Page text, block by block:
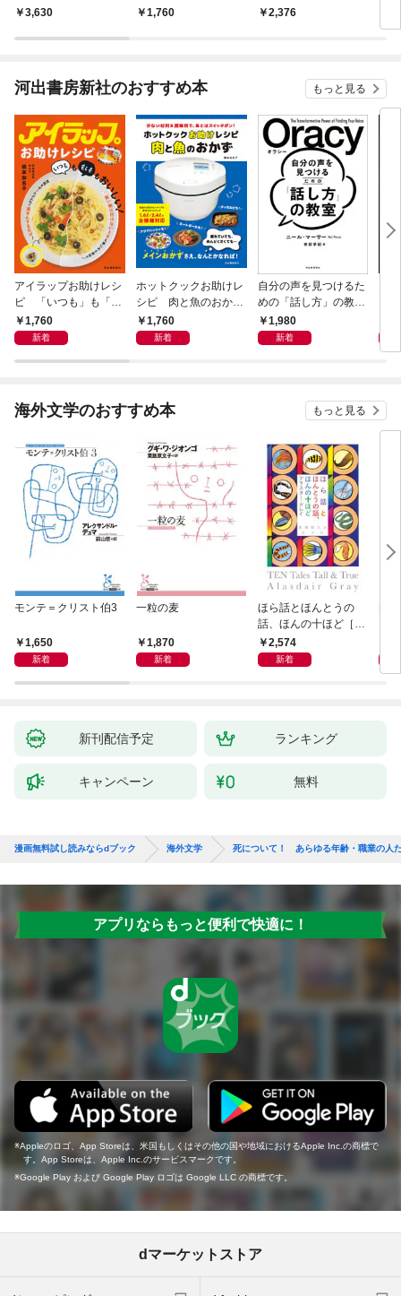
3,630 1,760 2,376
河出書房新社のおすすめ本 もっと見る
アイラップお助けレシ
ピ 「いつも」も「も
しも」もおいしい！
1,760
新着
ホットクックお助けレ
シピ 肉と魚のおか
ず 少ない材料＆調味
料で、あとはスイッチ
1,760
新着
自分の声を見つけるた
めの「話し方」の教
室 Ｏｒａｃｙ（オラ
シー）
1,980
新着
な
海外文学のおすすめ本 もっと見る
モンテ＝クリスト伯3
1,650
新着
一粒の麦
1,870
新着
ほら話とほんとうの
話、ほんの十ほど［新
装版］
2,574
新着
美
新刊配信予定 ランキング
キャンペーン 無料
漫画無料試し読みならdブック 海外文学 死について！ あらゆる年齢・職業の人
アプリならもっと便利で快適に！
Appleのロゴ、App Storeは、米国もしくはその他の国や地域におけるApple Inc.の商標で
す。App Storeは、Apple Inc.のサービスマークです。
Google Play および Google Play ロゴは Google LLC の商標です。
dマーケットストア